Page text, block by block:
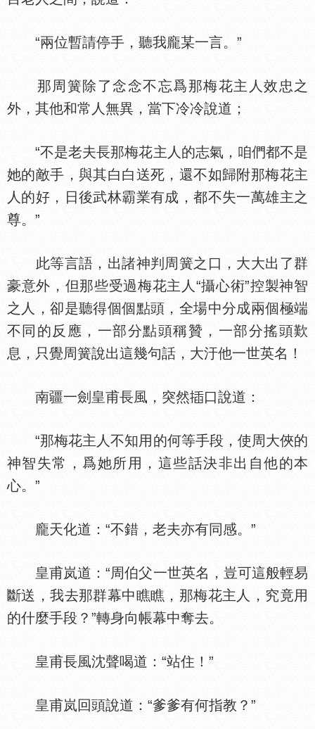
“兩位暫請停手，聽我龐某一言。”
那周簧除了念念不忘爲那梅花主人效忠之
外，其他和常人無異，當下冷冷說道；
“不是老夫長那梅花主人的志氣，咱們都不是
她的敵手，與其白白送死，還不如歸附那梅花主
人的好，日後武林霸業有成，都不失一萬雄主之
尊。”
此等言語，出諸神判周簧之口，大大出了群
豪意外，但那些受過梅花主人“攝心術”控製神智
之人，卻是聽得個個點頭，全場中分成兩個極端
不同的反應，一部分點頭稱贊，一部分搖頭歎
息，只覺周簧說出這幾句話，大汙他一世英名！
南疆一劍皇甫長風，突然 口說道：
“那梅花主人不知用的何等手段，使周大俠的
神智失常，爲她所用，這些話決非出自他的本
心。”
龐天化道：“不錯，老夫亦有同感。”
皇甫岚道：“周伯父一世英名，豈可這般輕易
斷送，我去那群幕中瞧瞧，那梅花主人，究竟用
的什麼手段？”轉身向帳幕中奪去。
皇甫長風沈聲喝道：“站住！”
皇甫岚回頭說道：“爹爹有何指教？”